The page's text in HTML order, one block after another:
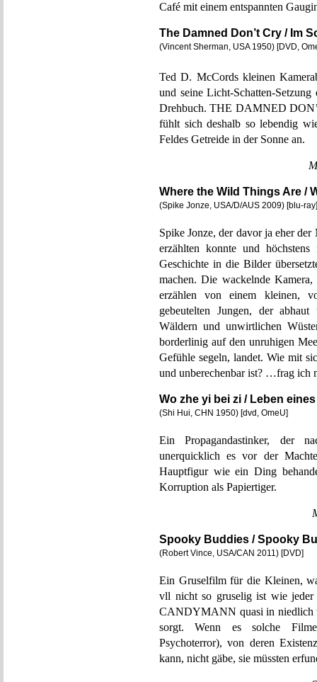
Café mit einem entspannten
The Damned Don’t Cry / Im
(Vincent Sherman, USA 1950) [DVD,
Ted D. McCords kleinen
und seine Licht-Schatten-
Drehbuch. THE DAMNED
fühlt sich deshalb so lebendig
Feldes Getreide in der Sonne an.
Where the Wild Things Are /
(Spike Jonze, USA/D/AUS 2009) [blu-ray]
Spike Jonze, der davor ja eher
erzählten konnte und
Geschichte in die Bilder
machen. Die wackelnde
erzählen von einem kleinen,
gebeutelten Jungen, der
Wäldern und unwirtlichen
borderlinig auf den unruhigen
Gefühle segeln, landet. Wie mit
und unberechenbar ist? …frag ich
Wo zhe yi bei zi / Leben
(Shi Hui, CHN 1950) [dvd, OmeU]
Ein Propagandastinker, der
unerquicklich es vor der
Hauptfigur wie ein Ding
Korruption als Papiertiger.
Spooky Buddies / Spooky
(Robert Vince, USA/CAN 2011) [DVD]
Ein Gruselfilm für die Kleinen,
vll nicht so gruselig ist wie jeder
CANDYMANN quasi in niedlich
sorgt. Wenn es solche
Psychoterror), von deren
kann, nicht gäbe, sie müssten